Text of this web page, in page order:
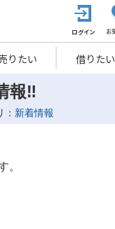
りたい 借りたい
報‼
新着情報
。